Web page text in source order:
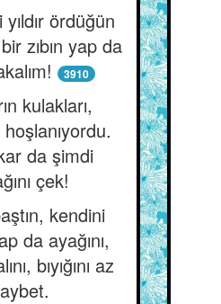
yıldır ördüğün
zıbın yap da
3910
kulakları,
da şimdi
çek!
kendini
da ayağını,
bıyığını az